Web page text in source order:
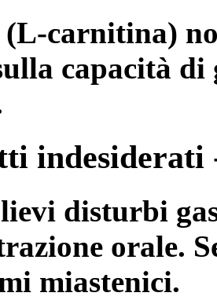
carnitina)
capacità
indesiderati
disturbi
orale.
miastenici.